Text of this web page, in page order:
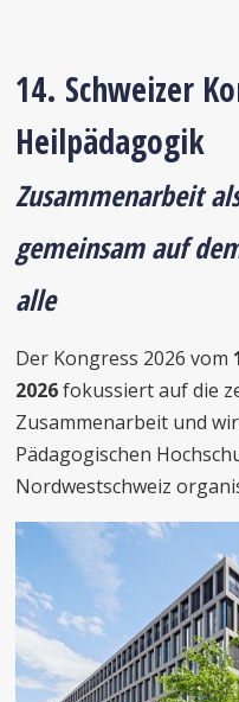
14. Schweizer
Heilpädagogik
Zusammenarbeit
gemeinsam auf
alle
Der Kongress 2026 vom
2026fokussiert auf die
Zusammenarbeit und
Pädagogischen
Nordwestschweiz